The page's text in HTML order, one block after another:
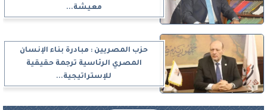
معيشة...
حزب المصريين : مبادرة بناء الإنسان
المصري الرئاسية ترجمة حقيقية
للإستراتيجية...